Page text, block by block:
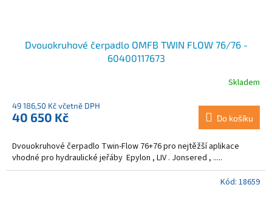
Dvouokruhové čerpadlo OMFB TWIN FLOW 76/76 -
60400117673
Skladem
49 186,50 Kč včetně DPH
40 650 Kč Do košíku
Dvouokruhové čerpadlo Twin-Flow 76+76 pro nejtěžší aplikace
vhodné pro hydraulické jeřáby Epylon , LIV . Jonsered , .....
Kód: 18659